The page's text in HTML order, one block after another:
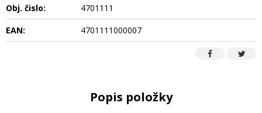
Obj. čislo:
4701111
EAN:
4701111000007
Popis položky